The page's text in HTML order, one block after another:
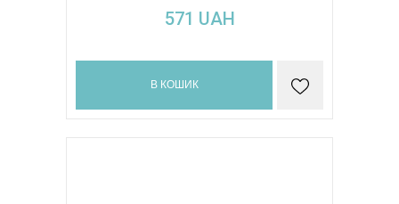
571 UAH
В КОШИК